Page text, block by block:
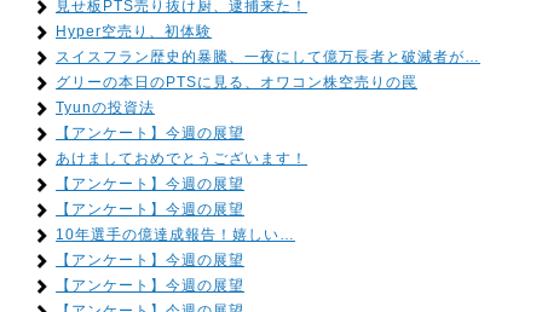
見せ板PTS売り抜け厨、逮捕来た！
Hyper空売り、初体験
スイスフラン歴史的暴騰、一夜にして億万長者と破滅者が…
グリーの本日のPTSに見る、オワコン株空売りの罠
Tyunの投資法
【アンケート】今週の展望
あけましておめでとうございます！
【アンケート】今週の展望
【アンケート】今週の展望
10年選手の億達成報告！嬉しい…
【アンケート】今週の展望
【アンケート】今週の展望